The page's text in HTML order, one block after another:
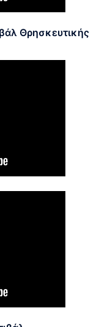
Θρησκευτικής